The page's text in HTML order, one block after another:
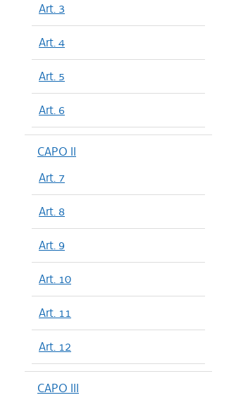
Art. 3
Art. 4
Art. 5
Art. 6
CAPO II
Art. 7
Art. 8
Art. 9
Art. 10
Art. 11
Art. 12
CAPO III